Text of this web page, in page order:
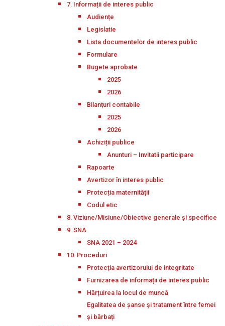
7. Informații de interes public
Audiențe
Legislatie
Lista documentelor de interes public
Formulare
Bugete aprobate
2025
2026
Bilanțuri contabile
2025
2026
Achiziții publice
Anunturi – Invitatii participare
Rapoarte
Avertizor în interes public
Protecția maternității
Codul etic
8. Viziune/Misiune/Obiective generale și specifice
9. SNA
SNA 2021 – 2024
10. Proceduri
Protecția avertizorului de integritate
Furnizarea de informații de interes public
Hărțuirea la locul de muncă
Egalitatea de șanse și tratament între femei
și bărbați